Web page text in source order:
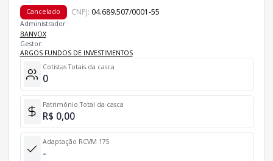
Cancelado CNPJ: 04.689.507/0001-55
Administrador:
BANVOX
Gestor:
ARGOS FUNDOS DE INVESTIMENTOS
Cotistas Totais da casca
0
Patrimônio Total da casca
R$ 0,00
Adaptação RCVM 175
-